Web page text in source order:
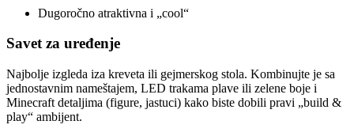
Dugoročno atraktivna i „cool“
Savet za uređenje
Najbolje izgleda iza kreveta ili gejmerskog stola. Kombinujte je sa
jednostavnim nameštajem, LED trakama plave ili zelene boje i
Minecraft detaljima (figure, jastuci) kako biste dobili pravi „build &
play“ ambijent.